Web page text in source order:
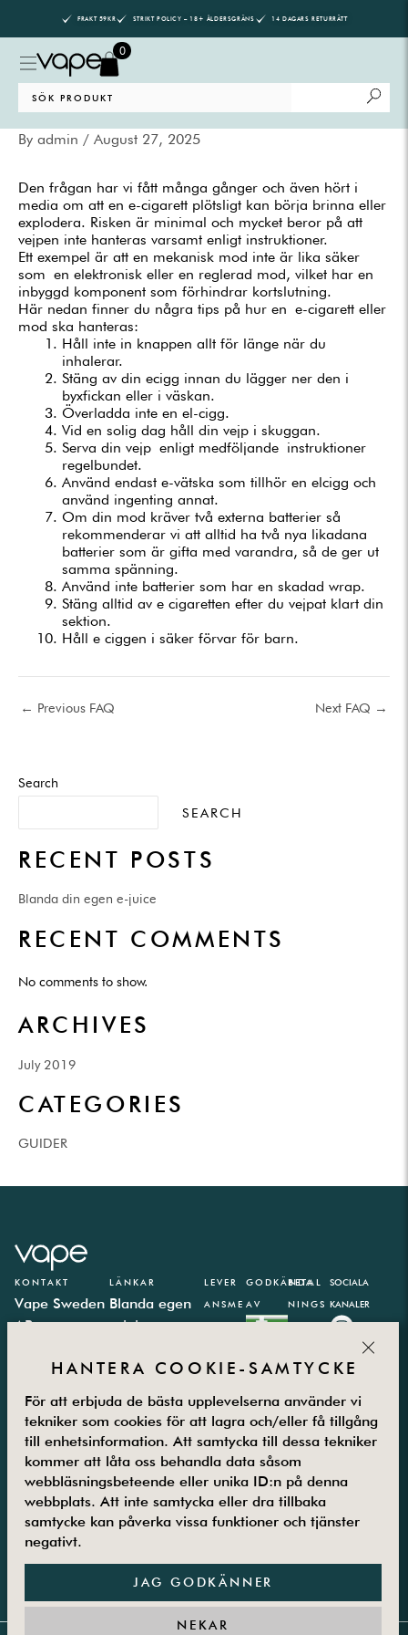
content
FRAKT 59KR STRIKT POLICY – 18+ ÅLDERSGRÄNS 14 DAGARS RETURRÄTT
0
Search
for:
By admin / August 27, 2025
Den frågan har vi fått många gånger och även hört i
media om att en e-cigarett plötsligt kan börja brinna eller
explodera. Risken är minimal och mycket beror på att
vejpen inte hanteras varsamt enligt instruktioner.
Ett exempel är att en mekanisk mod inte är lika säker
som en elektronisk eller en reglerad mod, vilket har en
inbyggd komponent som förhindrar kortslutning.
Här nedan finner du några tips på hur en e-cigarett eller
mod ska hanteras:
Håll inte in knappen allt för länge när du
inhalerar.
Stäng av din ecigg innan du lägger ner den i
byxfickan eller i väskan.
Överladda inte en el-cigg.
Vid en solig dag håll din vejp i skuggan.
Serva din vejp enligt medföljande instruktioner
regelbundet.
Använd endast e-vätska som tillhör en elcigg och
använd ingenting annat.
Om din mod kräver två externa batterier så
rekommenderar vi att alltid ha två nya likadana
batterier som är gifta med varandra, så de ger ut
samma spänning.
Använd inte batterier som har en skadad wrap.
Stäng alltid av e cigaretten efter du vejpat klart din
sektion.
Håll e ciggen i säker förvar för barn.
← Previous FAQ Next FAQ →
Search
SEARCH
RECENT POSTS
Blanda din egen e-juice
RECENT COMMENTS
No comments to show.
ARCHIVES
July 2019
CATEGORIES
GUIDER
KONTAKT
Vape Sweden
AB
Hägersten
Måndag –
Fredag
08.00-16.00
08-5800 25
25
LÄNKAR
Blanda egen
e-juice
kalkylator
Vanliga frågor
Kontakta oss
Om oss
Returer
Villkor
Guider
LEVER
ANSME
TODER
GODKÄNDA
AV
BETAL
NINGS
PARTN
SOCIALA
KANALER
HANTERA COOKIE-SAMTYCKE
För att erbjuda de bästa upplevelserna använder vi
tekniker som cookies för att lagra och/eller få tillgång
till enhetsinformation. Att samtycka till dessa tekniker
kommer att låta oss behandla data såsom
webbläsningsbeteende eller unika ID:n på denna
webbplats. Att inte samtycka eller dra tillbaka
samtycke kan påverka vissa funktioner och tjänster
negativt.
JAG GODKÄNNER
NEKAR